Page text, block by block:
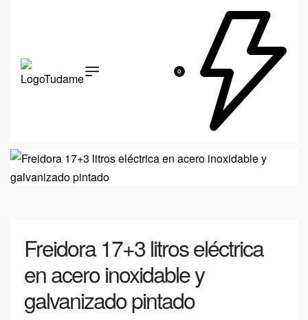
0
Freidora 17+3 litros eléctrica
en acero inoxidable y
galvanizado pintado